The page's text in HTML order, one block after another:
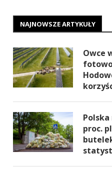
NAJNOWSZE ARTYKUŁY
Owce
Polska
proc.